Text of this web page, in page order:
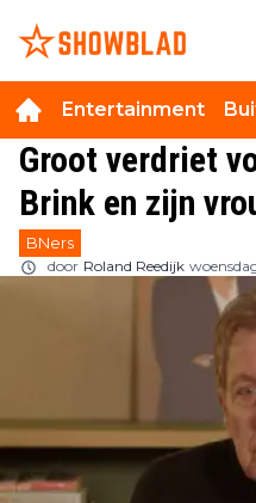
Entertainment
Groot verdriet
Brink en zijn
BNers
door Roland Reedijk